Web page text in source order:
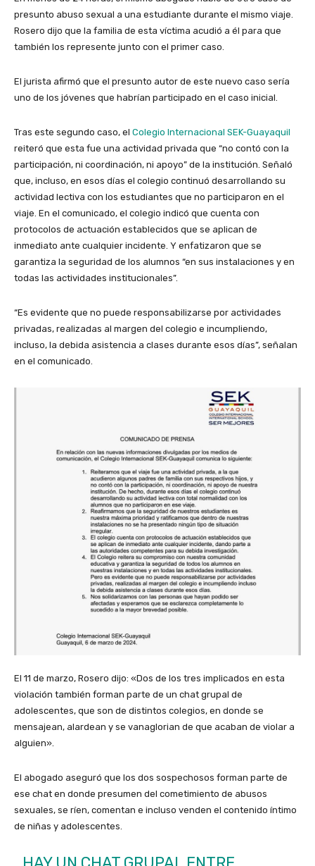
presunto abuso sexual a una estudiante durante el mismo viaje.
Rosero dijo que la familia de esta víctima acudió a él para que
también los represente junto con el primer caso.
El jurista afirmó que el presunto autor de este nuevo caso sería
uno de los jóvenes que habrían participado en el caso inicial.
Tras este segundo caso, el Colegio Internacional SEK-Guayaquil
reiteró que esta fue una actividad privada que “no contó con la
participación, ni coordinación, ni apoyo” de la institución. Señaló
que, incluso, en esos días el colegio continuó desarrollando su
actividad lectiva con los estudiantes que no participaron en el
viaje. En el comunicado, el colegio indicó que cuenta con
protocolos de actuación establecidos que se aplican de
inmediato ante cualquier incidente. Y enfatizaron que se
garantiza la seguridad de los alumnos “en sus instalaciones y en
todas las actividades institucionales”.
“Es evidente que no puede responsabilizarse por actividades
privadas, realizadas al margen del colegio e incumpliendo,
incluso, la debida asistencia a clases durante esos días”, señalan
en el comunicado.
El 11 de marzo, Rosero dijo: «Dos de los tres implicados en esta
violación también forman parte de un chat grupal de
adolescentes, que son de distintos colegios, en donde se
mensajean, alardean y se vanaglorian de que acaban de violar a
alguien».
El abogado aseguró que los dos sospechosos forman parte de
ese chat en donde presumen del cometimiento de abusos
sexuales, se ríen, comentan e incluso venden el contenido íntimo
de niñas y adolescentes.